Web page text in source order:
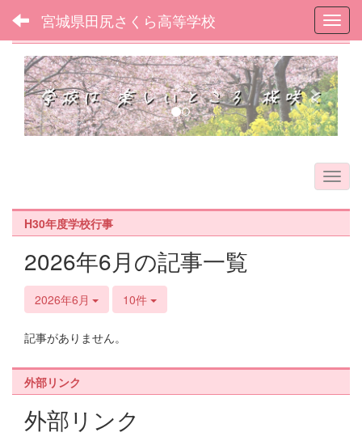
宮城県田尻さくら高等学校
フォトアルバム
p
r
e
v
s
n
e
x
t
H30年度学校行事
2026年6月の記事一覧
2026年6月 10件
記事がありません。
外部リンク
外部リンク